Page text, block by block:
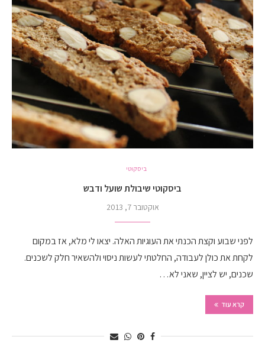
ביסקוטי
ביסקוטי שיבולת שועל ודבש
אוקטובר 7, 2013
לפני שבוע וקצת הכנתי את העוגיות האלה. יצאו לי מלא, אז במקום
לקחת את כולן לעבודה, החלטתי לעשות ניסוי ולהשאיר חלק לשכנים.
שכנים, יש לציין, שאני לא…
קרא עוד